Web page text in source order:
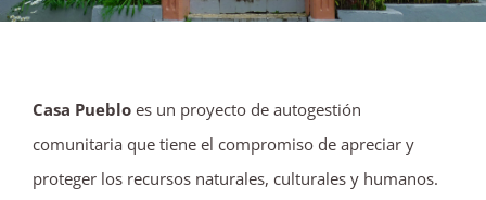
Casa Pueblo es un proyecto de autogestión
comunitaria que tiene el compromiso de apreciar y
proteger los recursos naturales, culturales y humanos.